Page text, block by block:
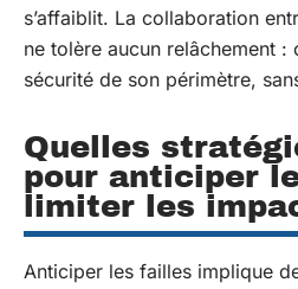
s’affaiblit. La collaboration
ne tolère aucun relâchement :
sécurité de son périmètre,
Quelles
pour anticiper
limiter les
Anticiper les failles implique